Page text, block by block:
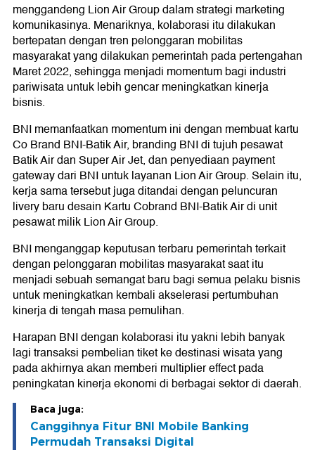
menggandeng Lion Air Group dalam strategi marketing
komunikasinya. Menariknya, kolaborasi itu dilakukan
bertepatan dengan tren pelonggaran mobilitas
masyarakat yang dilakukan pemerintah pada pertengahan
Maret 2022, sehingga menjadi momentum bagi industri
pariwisata untuk lebih gencar meningkatkan kinerja
bisnis.
BNI memanfaatkan momentum ini dengan membuat kartu
Co Brand BNI-Batik Air, branding BNI di tujuh pesawat
Batik Air dan Super Air Jet, dan penyediaan payment
gateway dari BNI untuk layanan Lion Air Group. Selain itu,
kerja sama tersebut juga ditandai dengan peluncuran
livery baru desain Kartu Cobrand BNI-Batik Air di unit
pesawat milik Lion Air Group.
BNI menganggap keputusan terbaru pemerintah terkait
dengan pelonggaran mobilitas masyarakat saat itu
menjadi sebuah semangat baru bagi semua pelaku bisnis
untuk meningkatkan kembali akselerasi pertumbuhan
kinerja di tengah masa pemulihan.
Harapan BNI dengan kolaborasi itu yakni lebih banyak
lagi transaksi pembelian tiket ke destinasi wisata yang
pada akhirnya akan memberi multiplier effect pada
peningkatan kinerja ekonomi di berbagai sektor di daerah.
Baca juga:
Canggihnya Fitur BNI Mobile Banking
Permudah Transaksi Digital